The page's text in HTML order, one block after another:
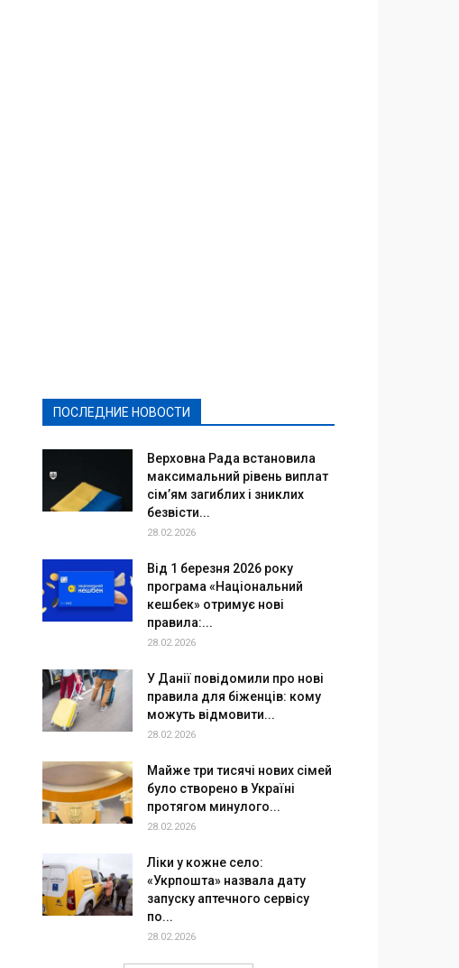
ПОСЛЕДНИЕ НОВОСТИ
Верховна Рада встановила
максимальний рівень виплат
сім’ям загиблих і зниклих
безвісти...
28.02.2026
Від 1 березня 2026 року
програма «Національний
кешбек» отримує нові
правила:...
28.02.2026
У Данії повідомили про нові
правила для біженців: кому
можуть відмовити...
28.02.2026
Майже три тисячі нових сімей
було створено в Україні
протягом минулого...
28.02.2026
Ліки у кожне село:
«Укрпошта» назвала дату
запуску аптечного сервісу
по...
28.02.2026